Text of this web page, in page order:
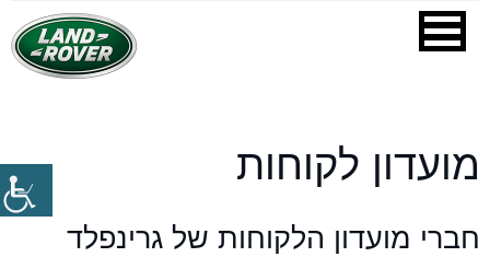
מועדון לקוחות
חברי מועדון הלקוחות של גרינפלד